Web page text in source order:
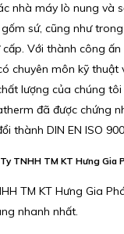
nhà máy lò nung và
sứ, cũng như
Với thành công
chuyên môn kỹ thuật
lượng của chúng tôi
đã được chứng
thành DIN EN ISO
TNHH TM KT Hưng Gia
TM KT Hưng Gia
nhanh nhất.